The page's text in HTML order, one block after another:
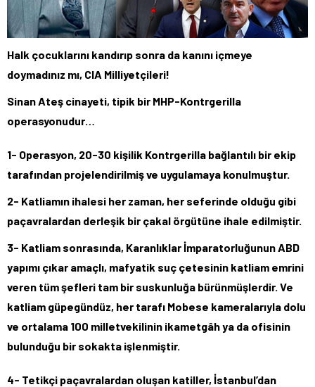
Halk çocuklarını kandırıp sonra da kanını içmeye
doymadınız mı, CIA Milliyetçileri!
Sinan Ateş cinayeti, tipik bir MHP-Kontrgerilla
operasyonudur…
1- Operasyon, 20-30 kişilik Kontrgerilla bağlantılı bir ekip
tarafından projelendirilmiş ve uygulamaya konulmuştur.
2- Katliamın ihalesi her zaman, her seferinde olduğu gibi
paçavralardan derleşik bir çakal örgütüne ihale edilmiştir.
3- Katliam sonrasında, Karanlıklar İmparatorluğunun ABD
yapımı çıkar amaçlı, mafyatik suç çetesinin katliam emrini
veren tüm şefleri tam bir suskunluğa bürünmüşlerdir. Ve
katliam güpegündüz, her tarafı Mobese kameralarıyla dolu
ve ortalama 100 milletvekilinin ikametgâh ya da ofisinin
bulunduğu bir sokakta işlenmiştir.
4- Tetikçi paçavralardan oluşan katiller, İstanbul’dan